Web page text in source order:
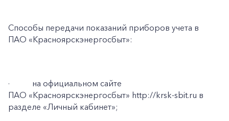
Способы передачи показаний приборов учета в
ПАО «Красноярскэнергосбыт»:
·
на официальном сайте
ПАО «Красноярскэнергосбыт» http://krsk-sbit.ru в
разделе «Личный кабинет»;